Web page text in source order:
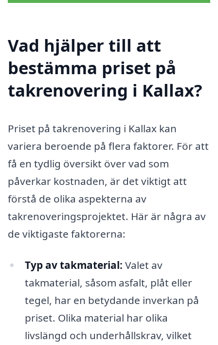
Vad hjälper till att
bestämma priset på
takrenovering i Kallax?
Priset på takrenovering i Kallax kan
variera beroende på flera faktorer. För att
få en tydlig översikt över vad som
påverkar kostnaden, är det viktigt att
förstå de olika aspekterna av
takrenoveringsprojektet. Här är några av
de viktigaste faktorerna:
Typ av takmaterial: Valet av
takmaterial, såsom asfalt, plåt eller
tegel, har en betydande inverkan på
priset. Olika material har olika
livslängd och underhållskrav, vilket